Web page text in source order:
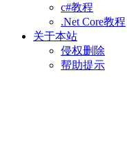
c#教程
.Net Core教程
关于本站
侵权删除
帮助提示